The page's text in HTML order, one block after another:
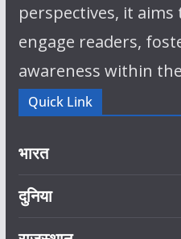
perspectives, it
engage readers,
awareness within
Quick Link
भारत
दुनिया